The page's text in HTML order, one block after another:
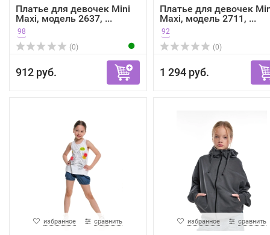
Платье для девочек Mini
Maxi, модель 2637, ...
98
(0)
912 руб.
Платье для девочек
Maxi, модель 2711, ...
92
(0)
1 294 руб.
избранное сравнить избранное сравнить